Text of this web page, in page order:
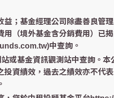
；基金經理公司除盡善良管
（境外基金含分銷費用）已
中查詢。
或基金資訊觀測站中查詢。本
資績效，過去之績效亦不代